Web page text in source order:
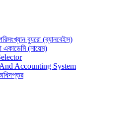
ব্যুরো (ব্যানবেইস)
একাডেমি (নায়েম)
Accounting System